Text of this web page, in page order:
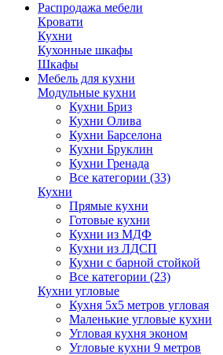
Распродажа мебели
Кровати
Кухни
Кухонные шкафы
Шкафы
Мебель для кухни
Модульные кухни
Кухни Бриз
Кухни Олива
Кухни Барселона
Кухни Бруклин
Кухни Гренада
Все категории (33)
Кухни
Прямые кухни
Готовые кухни
Кухни из МДФ
Кухни из ЛДСП
Кухни с барной стойкой
Все категории (23)
Кухни угловые
Кухня 5х5 метров угловая
Маленькие угловые кухни
Угловая кухня эконом
Угловые кухни 9 метров